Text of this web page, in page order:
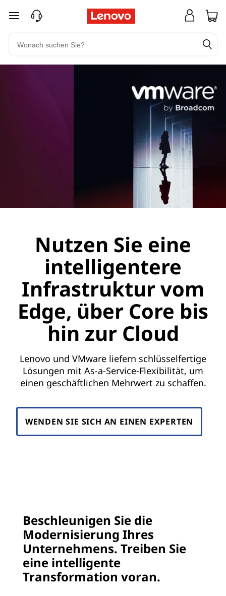
zum Hauptinhalt springen
Nutzen Sie eine
intelligentere
Infrastruktur vom
Edge, über Core bis
hin zur Cloud
Lenovo und VMware liefern schlüsselfertige
Lösungen mit As-a-Service-Flexibilität, um
einen geschäftlichen Mehrwert zu schaffen.
WENDEN SIE SICH AN EINEN EXPERTEN
Beschleunigen Sie die
Modernisierung Ihres
Unternehmens. Treiben Sie
eine intelligente
Transformation voran.